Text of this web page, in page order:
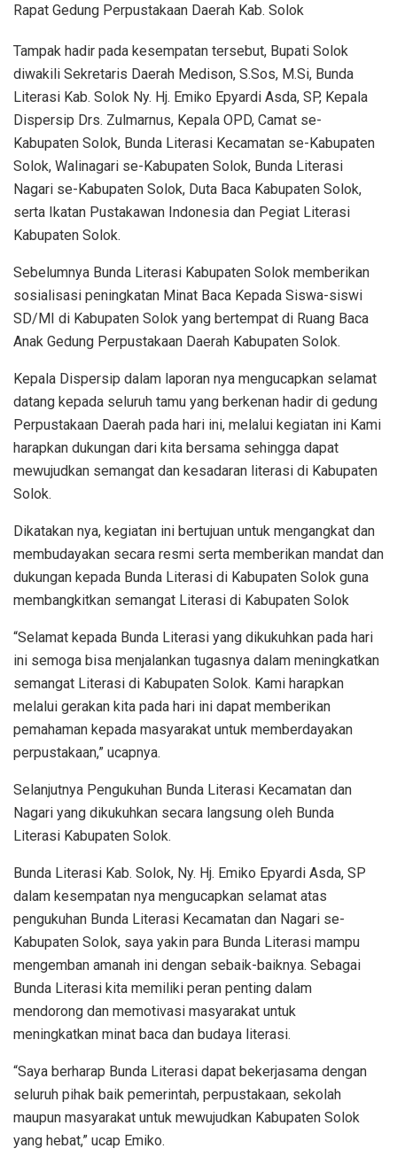
Rapat Gedung Perpustakaan Daerah Kab. Solok
Tampak hadir pada kesempatan tersebut, Bupati Solok
diwakili Sekretaris Daerah Medison, S.Sos, M.Si, Bunda
Literasi Kab. Solok Ny. Hj. Emiko Epyardi Asda, SP, Kepala
Dispersip Drs. Zulmarnus, Kepala OPD, Camat se-
Kabupaten Solok, Bunda Literasi Kecamatan se-Kabupaten
Solok, Walinagari se-Kabupaten Solok, Bunda Literasi
Nagari se-Kabupaten Solok, Duta Baca Kabupaten Solok,
serta Ikatan Pustakawan Indonesia dan Pegiat Literasi
Kabupaten Solok.
Sebelumnya Bunda Literasi Kabupaten Solok memberikan
sosialisasi peningkatan Minat Baca Kepada Siswa-siswi
SD/MI di Kabupaten Solok yang bertempat di Ruang Baca
Anak Gedung Perpustakaan Daerah Kabupaten Solok.
Kepala Dispersip dalam laporan nya mengucapkan selamat
datang kepada seluruh tamu yang berkenan hadir di gedung
Perpustakaan Daerah pada hari ini, melalui kegiatan ini Kami
harapkan dukungan dari kita bersama sehingga dapat
mewujudkan semangat dan kesadaran literasi di Kabupaten
Solok.
Dikatakan nya, kegiatan ini bertujuan untuk mengangkat dan
membudayakan secara resmi serta memberikan mandat dan
dukungan kepada Bunda Literasi di Kabupaten Solok guna
membangkitkan semangat Literasi di Kabupaten Solok
“Selamat kepada Bunda Literasi yang dikukuhkan pada hari
ini semoga bisa menjalankan tugasnya dalam meningkatkan
semangat Literasi di Kabupaten Solok. Kami harapkan
melalui gerakan kita pada hari ini dapat memberikan
pemahaman kepada masyarakat untuk memberdayakan
perpustakaan,” ucapnya.
Selanjutnya Pengukuhan Bunda Literasi Kecamatan dan
Nagari yang dikukuhkan secara langsung oleh Bunda
Literasi Kabupaten Solok.
Bunda Literasi Kab. Solok, Ny. Hj. Emiko Epyardi Asda, SP
dalam kesempatan nya mengucapkan selamat atas
pengukuhan Bunda Literasi Kecamatan dan Nagari se-
Kabupaten Solok, saya yakin para Bunda Literasi mampu
mengemban amanah ini dengan sebaik-baiknya. Sebagai
Bunda Literasi kita memiliki peran penting dalam
mendorong dan memotivasi masyarakat untuk
meningkatkan minat baca dan budaya literasi.
“Saya berharap Bunda Literasi dapat bekerjasama dengan
seluruh pihak baik pemerintah, perpustakaan, sekolah
maupun masyarakat untuk mewujudkan Kabupaten Solok
yang hebat,” ucap Emiko.